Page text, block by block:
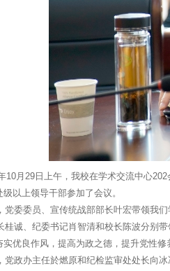
月29日上午，我校在学术交流中心202
级以上领导干部参加了会议。
委员、宣传统战部部长叶宏带领我们
、纪委书记肖智清和校长陈波分别带
实优良作风，提高为政之德，提升党性修
办主任於燃原和纪检监审处处长向冰